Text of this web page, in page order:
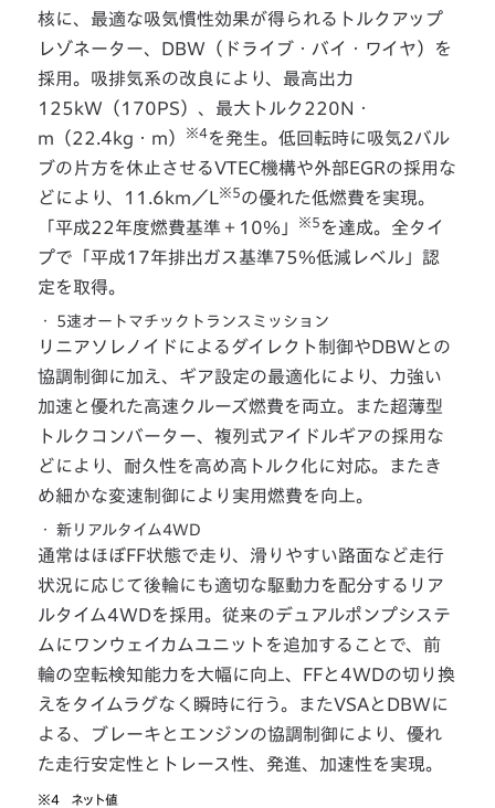
核に、最適な吸気慣性効果が得られるトルクアップ
レゾネーター、DBW（ドライブ・バイ・ワイヤ）を
採用。吸排気系の改良により、最高出力
125kW（170PS）、最大トルク220N・
m（22.4kg・m）
※4を発生。低回転時に吸気2バル
ブの片方を休止させるVTEC機構や外部EGRの採用な
どにより、11.6km／L ※5の優れた低燃費を実現。
「平成22年度燃費基準＋10％」
※5 を達成。全タイ
プで「平成17年排出ガス基準75％低減レベル」認
定を取得。
・ 5速オートマチックトランスミッション
リニアソレノイドによるダイレクト制御やDBWとの
協調制御に加え、ギア設定の最適化により、力強い
加速と優れた高速クルーズ燃費を両立。また超薄型
トルクコンバーター、複列式アイドルギアの採用な
どにより、耐久性を高め高トルク化に対応。またき
め細かな変速制御により実用燃費を向上。
・ 新リアルタイム4WD
通常はほぼFF状態で走り、滑りやすい路面など走行
状況に応じて後輪にも適切な駆動力を配分するリア
ルタイム4WDを採用。従来のデュアルポンプシステ
ムにワンウェイカムユニットを追加することで、前
輪の空転検知能力を大幅に向上、FFと4WDの切り換
えをタイムラグなく瞬時に行う。またVSAとDBWに
よる、ブレーキとエンジンの協調制御により、優れ
た走行安定性とトレース性、発進、加速性を実現。
※4
ネット値